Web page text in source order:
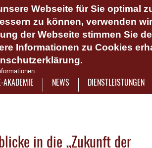
Webseite für Sie optimal
zu können, verwenden
der Webseite stimmen Sie
Informationen zu Cookies
AKADEMIE NEWS DIENSTLEISTUNGEN
Das
Plattform
7921322
in die „Zukunft der